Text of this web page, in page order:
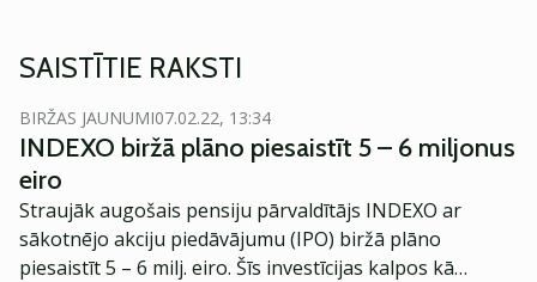
SAISTĪTIE RAKSTI
BIRŽAS JAUNUMI07.02.22, 13:34
INDEXO biržā plāno piesaistīt 5 – 6 miljonus
eiro
Straujāk augošais pensiju pārvaldītājs INDEXO ar
sākotnējo akciju piedāvājumu (IPO) biržā plāno
piesaistīt 5 – 6 milj. eiro. Šīs investīcijas kalpos kā